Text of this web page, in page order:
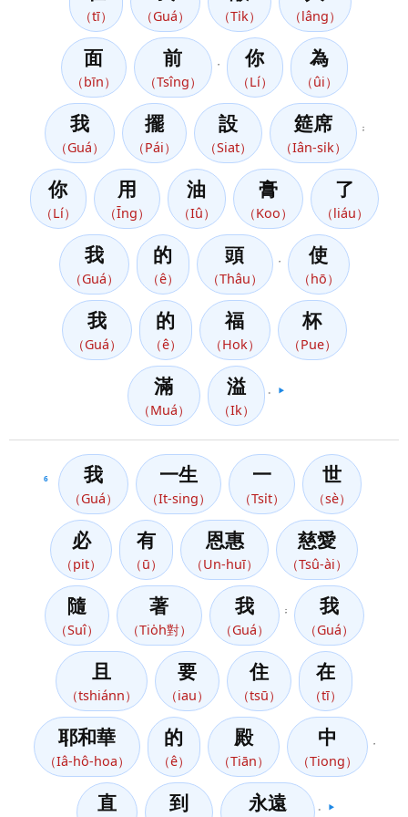
（tī） （Guá） （Ti̍k） （lâng）
面
（bīn）
前
（Tsîng）
你
（Lí）
為
（ûi）
我
（Guá）
擺
（Pái）
設
（Siat）
筵席
（Iân-si̍k）
；
你
（Lí）
用
（Īng）
油
（Iû）
膏
（Koo）
了
（liáu）
我
（Guá）
的
（ê）
頭
（Thâu）
使
（hō）
我
（Guá）
的
（ê）
福
（Hok）
杯
（Pue）
滿
（Muá）
溢
（Ik）
▶️
6 我
（Guá）
一生
（It-sing）
一
（Tsi̍t）
世
（sè）
必
（pit）
有
（ū）
恩惠
（Un-huī）
慈愛
（Tsû-ài）
隨
（Suî）
著
（Tio̍h對）
我
（Guá）
； 我
（Guá）
且
（tshiánn）
要
（iau）
住
（tsū）
在
（tī）
耶和華
（Iâ-hô-hoa）
的
（ê）
殿
（Tiān）
中
（Tiong）
直 到 永遠 ▶️